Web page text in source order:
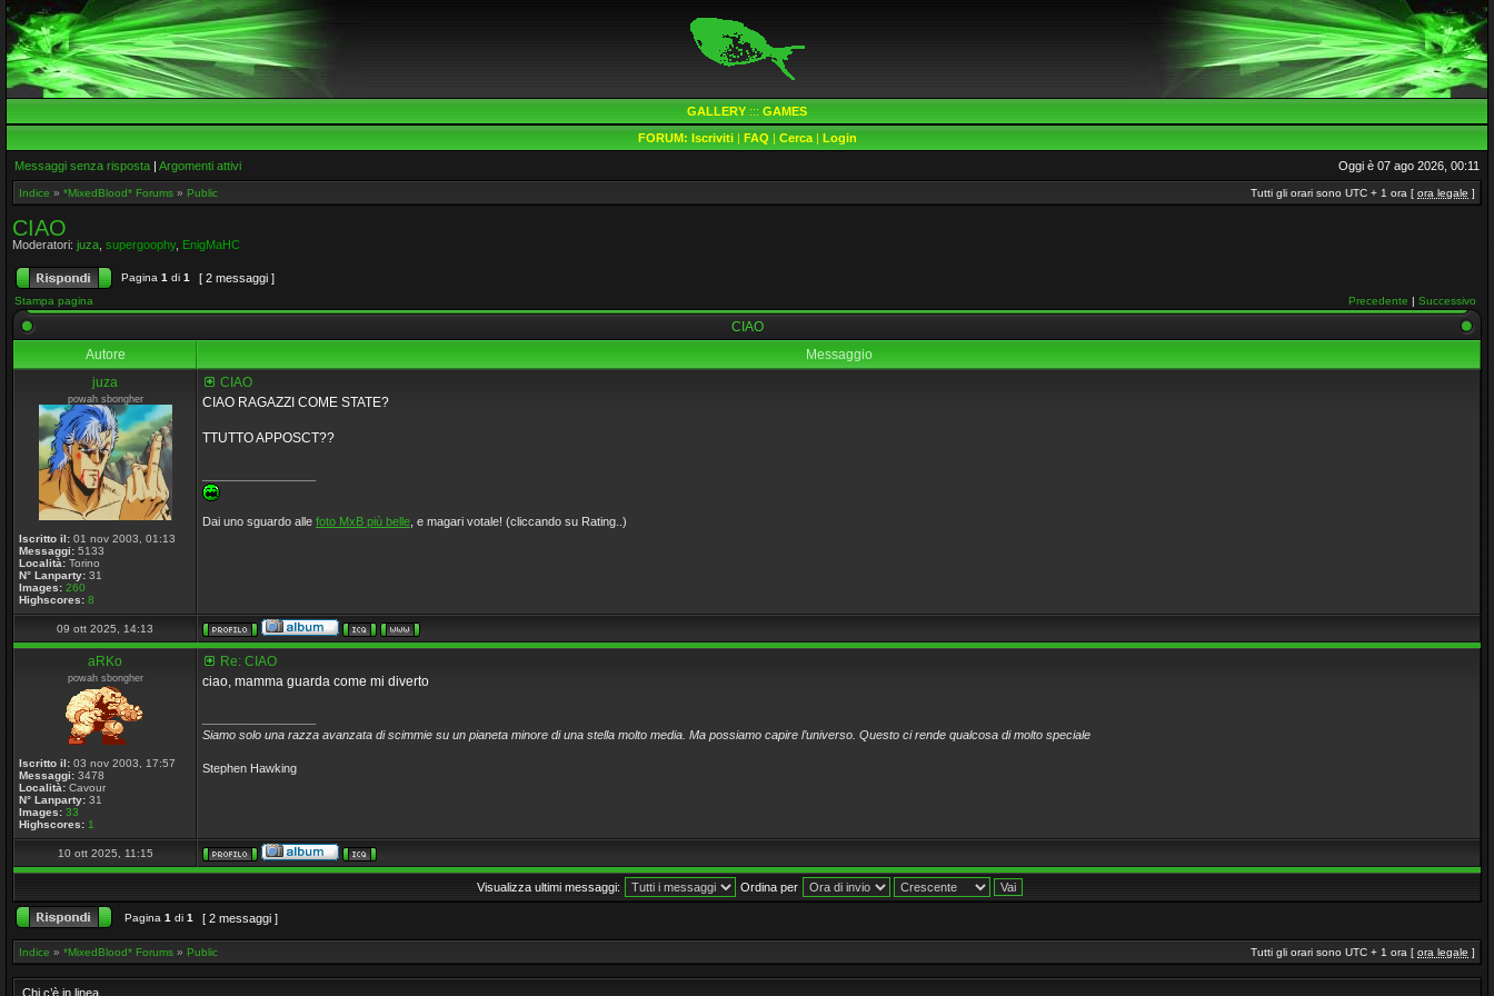
GALLERY ::: GAMES
FORUM: Iscriviti| FAQ | Cerca| Login
Messaggi senza risposta | Argomenti attivi Oggi è 07 ago 2026, 00:11
Indice » *MixedBlood* Forums » Public Tutti gli orari sono UTC + 1 ora [ ora legale ]
CIAO
Moderatori: juza supergoophy, EnigMaHC
Pagina 1 di 1 [ 2 messaggi ]
Stampa pagina Precedente | Successivo
CIAO
Autore
Messaggio
juza
powah sbongher
Iscritto il: 01 nov 2003, 01:13
Messaggi: 5133
Località: Torino
N° Lanparty: 31
Images: 260
Highscores: 8
CIAO
CIAO RAGAZZI COME STATE?
TTUTTO APPOSCT??
Dai uno sguardo alle foto MxB più belle , e magari votale! (cliccando su Rating..)
09 ott 2025, 14:13
aRKo
powah sbongher
Iscritto il: 03 nov 2003, 17:57
Messaggi: 3478
Località: Cavour
N° Lanparty: 31
Images: 33
Highscores: 1
Re: CIAO
ciao, mamma guarda come mi diverto
Siamo solo una razza avanzata di scimmie su un pianeta minore di una stella molto media. Ma possiamo capire l’universo. Questo ci rende qualcosa di molto speciale
Stephen Hawking
10 ott 2025, 11:15
Visualizza ultimi messaggi: Ordina per
Pagina 1 di 1 [ 2 messaggi ]
Indice » *MixedBlood* Forums » Public Tutti gli orari sono UTC + 1 ora [ ora legale ]
Chi c’è in linea